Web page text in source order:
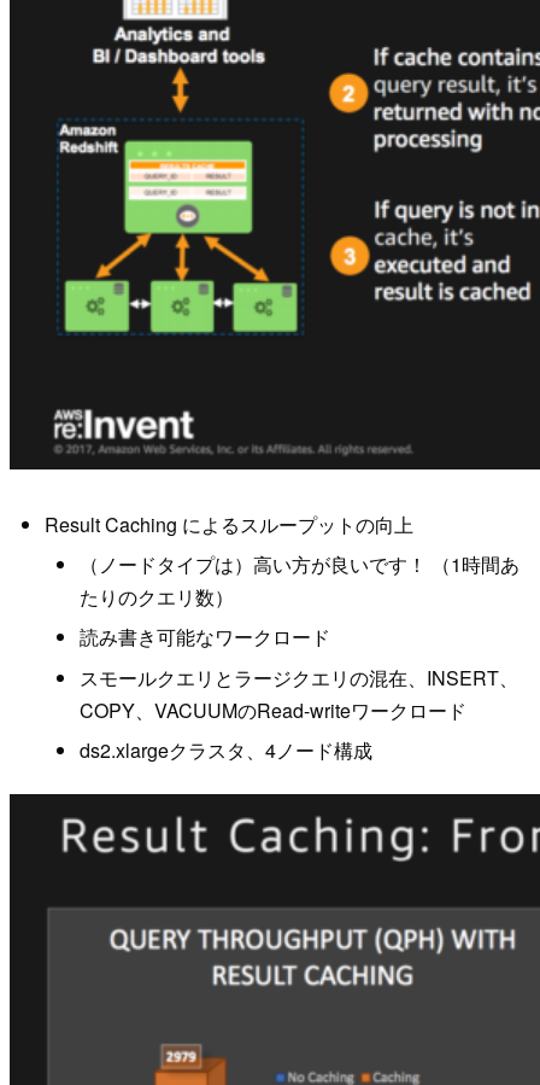
Result Caching によるスループットの向上
（ノードタイプは）高い方が良いです！ （1時間あ
たりのクエリ数）
読み書き可能なワークロード
スモールクエリとラージクエリの混在、INSERT、
COPY、VACUUMのRead-writeワークロード
ds2.xlargeクラスタ、4ノード構成